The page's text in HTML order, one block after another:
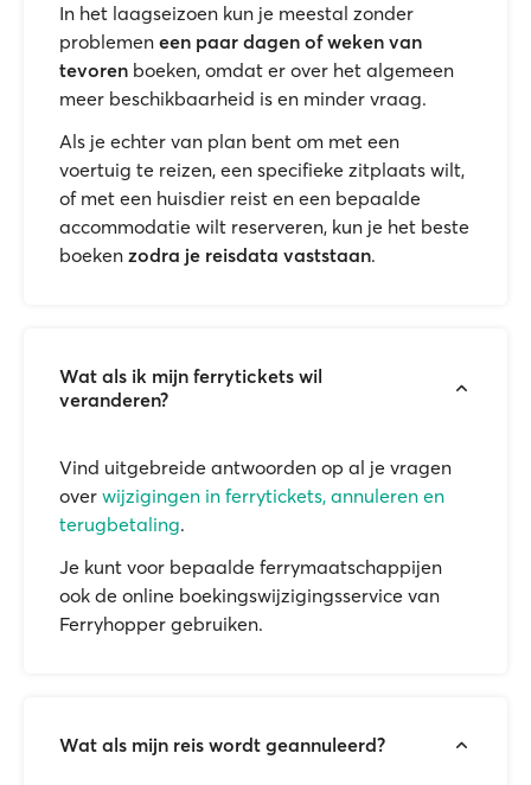
In het laagseizoen kun je meestal zonder
problemen een paar dagen of weken van
tevoren boeken, omdat er over het algemeen
meer beschikbaarheid is en minder vraag.
Als je echter van plan bent om met een
voertuig te reizen, een specifieke zitplaats wilt,
of met een huisdier reist en een bepaalde
accommodatie wilt reserveren, kun je het beste
boeken zodra je reisdata vaststaan.
Wat als ik mijn ferrytickets wil
veranderen?
Vind uitgebreide antwoorden op al je vragen
over wijzigingen in ferrytickets, annuleren en
terugbetaling.
Je kunt voor bepaalde ferrymaatschappijen
ook de online boekingswijzigingsservice van
Ferryhopper gebruiken.
Wat als mijn reis wordt geannuleerd?